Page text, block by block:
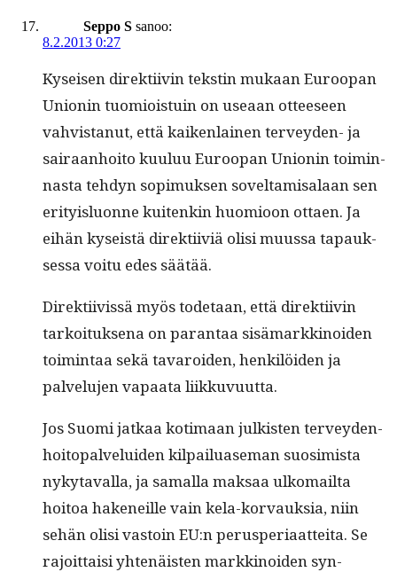
Seppo S sanoo:
8.2.2013 0:27
Kyseisen direk­ti­ivin tek­stin mukaan Euroopan
Union­in tuomiois­tu­in on use­aan otteeseen
vahvis­tanut, että kaiken­lainen ter­vey­den- ja
sairaan­hoito kuu­luu Euroopan Union­in toimin­
nas­ta teh­dyn sopimuk­sen soveltamisalaan sen
eri­ty­is­lu­onne kuitenkin huomioon ottaen. Ja
eihän kyseistä direk­ti­iviä olisi muus­sa tapauk­
ses­sa voitu edes säätää.
Direk­ti­ivis­sä myös tode­taan, että direk­ti­ivin
tarkoituk­se­na on paran­taa sisä­markki­noiden
toim­intaa sekä tavaroiden, henkilöi­den ja
palvelu­jen vapaa­ta liikkuvuutta.
Jos Suo­mi jatkaa koti­maan julk­isten ter­vey­den­
hoitopalvelu­iden kil­pailu­ase­man suosimista
nyky­taval­la, ja samal­la mak­saa ulko­mail­ta
hoitoa hak­eneille vain kela-kor­vauk­sia, niin
sehän olisi vas­toin EU:n perus­pe­ri­aat­tei­ta. Se
rajoit­taisi yht­enäis­ten markki­noiden syn­